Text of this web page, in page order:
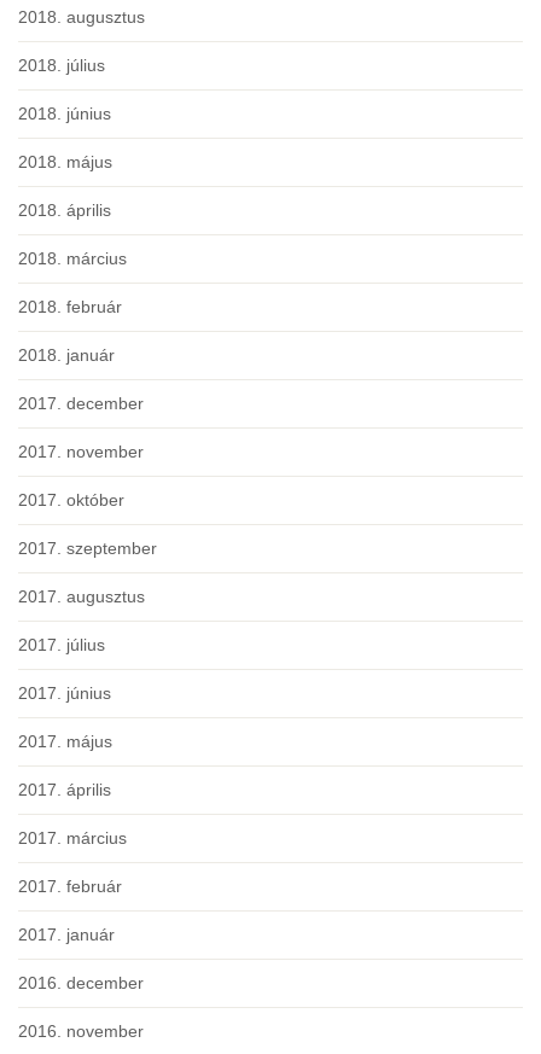
2018. augusztus
2018. július
2018. június
2018. május
2018. április
2018. március
2018. február
2018. január
2017. december
2017. november
2017. október
2017. szeptember
2017. augusztus
2017. július
2017. június
2017. május
2017. április
2017. március
2017. február
2017. január
2016. december
2016. november